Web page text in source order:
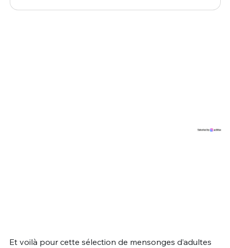
Et voilà pour cette sélection de mensonges d’adultes